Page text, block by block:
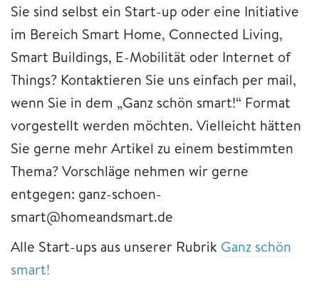
Sie sind selbst ein Start-up oder eine Initiative
im Bereich Smart Home, Connected Living,
Smart Buildings, E-Mobilität oder Internet of
Things? Kontaktieren Sie uns einfach per mail,
wenn Sie in dem „Ganz schön smart!“ Format
vorgestellt werden möchten. Vielleicht hätten
Sie gerne mehr Artikel zu einem bestimmten
Thema? Vorschläge nehmen wir gerne
entgegen: ganz-schoen-
smart@homeandsmart.de
Alle Start-ups aus unserer Rubrik Ganz schön
smart!